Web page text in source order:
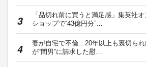
「品切れ前に買うと満足感」集英社
ショップで“43億円分”…
妻が自宅で不倫…20年以上も裏切られ
が“間男”に請求した慰…